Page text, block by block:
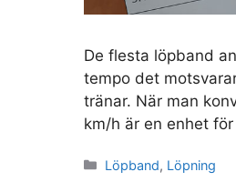
De flesta löpband
tempo det
tränar. När man
km/h är en enhet
Kategorier
Löpband, Löpning